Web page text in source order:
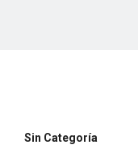
Sin Categoría